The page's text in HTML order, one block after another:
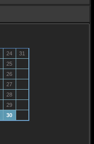
24
31
25
26
27
28
29
30